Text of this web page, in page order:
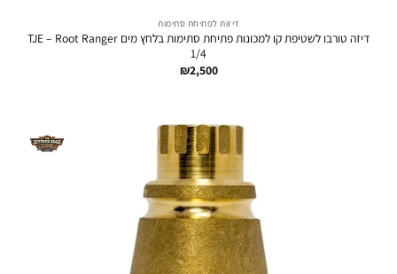
דיזות לפתיחת סתימות
דיזה טורבו לשטיפת קו למכונות פתיחת סתימות בלחץ מים TJE – Root Ranger
1/4
₪2,500